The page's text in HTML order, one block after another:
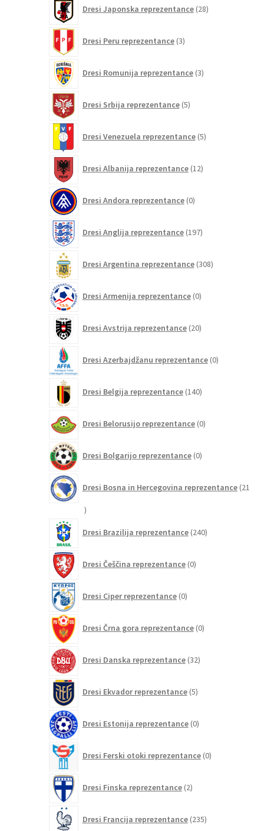
Dresi Japonska reprezentance 28izdelkov
Dresi Peru reprezentance 3izdelki
Dresi Romunija reprezentance 3izdelki
Dresi Srbija reprezentance 5izdelkov
Dresi Venezuela reprezentance 5izdelkov
Dresi Albanija reprezentance 12izdelkov
Dresi Andora reprezentance 0izdelkov
Dresi Anglija reprezentance 197izdelkov
Dresi Argentina reprezentance 308izdelkov
Dresi Armenija reprezentance 0izdelkov
Dresi Avstrija reprezentance 20izdelkov
Dresi Azerbajdžanu reprezentance 0izdelkov
Dresi Belgija reprezentance 140izdelkov
Dresi Belorusijo reprezentance 0izdelkov
Dresi Bolgarijo reprezentance 0izdelkov
Dresi Bosna in Hercegovina reprezentance 21
21
Dresi Brazilija reprezentance 240izdelkov
Dresi Češčina reprezentance 0izdelkov
Dresi Ciper reprezentance 0izdelkov
Dresi Črna gora reprezentance 0izdelkov
Dresi Danska reprezentance 32izdelkov
Dresi Ekvador reprezentance 5izdelkov
Dresi Estonija reprezentance 0izdelkov
Dresi Ferski otoki reprezentance 0izdelkov
Dresi Finska reprezentance 2izdelka
Dresi Francija reprezentance 235izdelkov